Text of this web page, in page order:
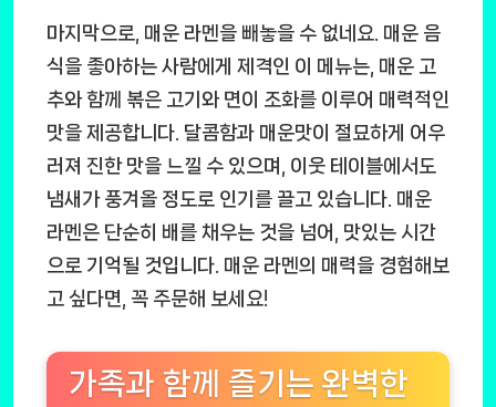
마지막으로, 매운 라멘을 빼놓을 수 없네요. 매운 음
식을 좋아하는 사람에게 제격인 이 메뉴는, 매운 고
추와 함께 볶은 고기와 면이 조화를 이루어 매력적인
맛을 제공합니다. 달콤함과 매운맛이 절묘하게 어우
러져 진한 맛을 느낄 수 있으며, 이웃 테이블에서도
냄새가 풍겨올 정도로 인기를 끌고 있습니다. 매운
라멘은 단순히 배를 채우는 것을 넘어, 맛있는 시간
으로 기억될 것입니다. 매운 라멘의 매력을 경험해보
고 싶다면, 꼭 주문해 보세요!
가족과 함께 즐기는 완벽한